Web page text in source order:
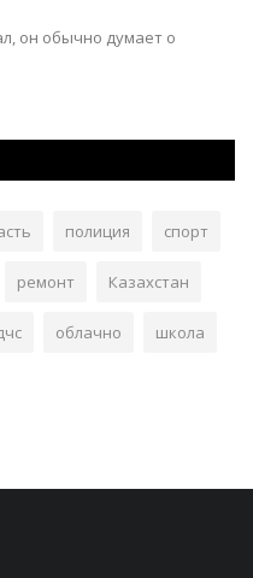
он обычно думает о
полиция спорт
ремонт Казахстан
облачно школа